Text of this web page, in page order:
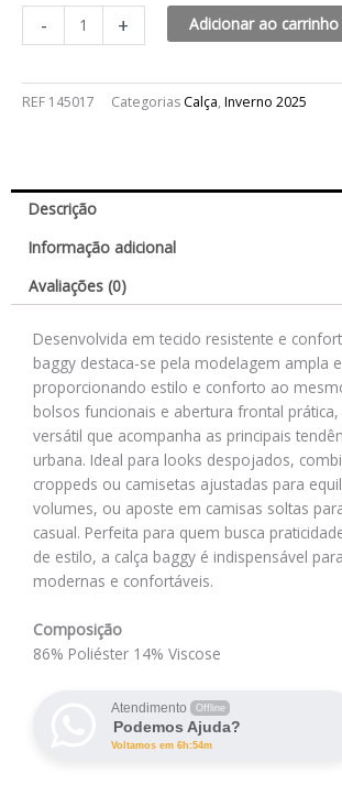
- + Adicionar ao carrinho
REF 145017 Categorias Calça, Inverno 2025
Descrição
Informação adicional
Avaliações (0)
Desenvolvida em tecido resistente e
baggy destaca-se pela modelagem ampla
proporcionando estilo e conforto ao
bolsos funcionais e abertura frontal
versátil que acompanha as principais
urbana. Ideal para looks despojados,
croppeds ou camisetas ajustadas para
volumes, ou aposte em camisas soltas
casual. Perfeita para quem busca
de estilo, a calça baggy é indispensável
modernas e confortáveis.
Composição
86% Poliéster 14% Viscose
Atendimento Offline
Podemos Ajuda?
Voltamos em 6h:54m